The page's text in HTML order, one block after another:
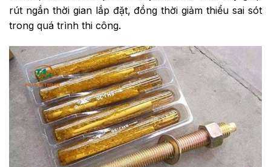
rút ngắn thời gian lắp đặt, đồng thời giảm thiểu sai sót
trong quá trình thi công.